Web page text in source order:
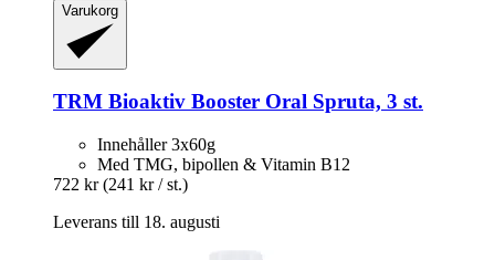
Varukorg
TRM Bioaktiv Booster Oral Spruta, 3 st.
Innehåller 3x60g
Med TMG, bipollen & Vitamin B12
722 kr (241 kr / st.)
Leverans till 18. augusti